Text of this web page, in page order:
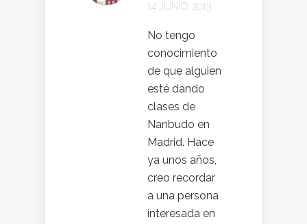
14 JUNIO, 2013
No tengo
conocimiento
de que alguien
esté dando
clases de
Nanbudo en
Madrid. Hace
ya unos años,
creo recordar
a una persona
interesada en